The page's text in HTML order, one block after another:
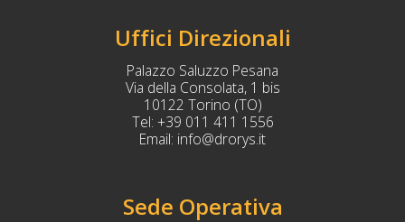
Uffici Direzionali
Palazzo Saluzzo Pesana
Via della Consolata, 1 bis
10122 Torino (TO)
Tel: +39 011 411 1556
Email: info@drorys.it
Sede Operativa